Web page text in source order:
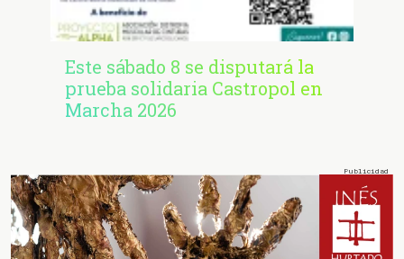
Este sábado 8 se disputará la
prueba solidaria Castropol en
Marcha 2026